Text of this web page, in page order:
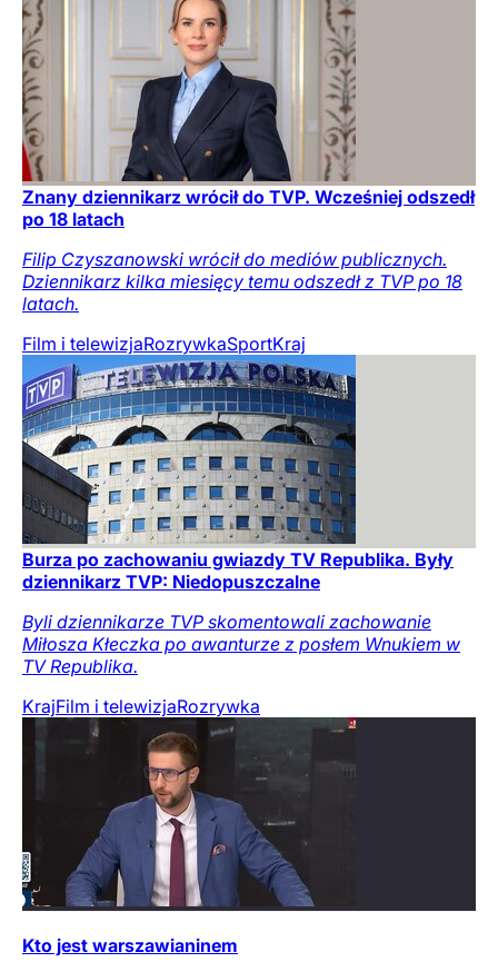
Znany dziennikarz wrócił do TVP. Wcześniej odszedł
po 18 latach
Filip Czyszanowski wrócił do mediów publicznych.
Dziennikarz kilka miesięcy temu odszedł z TVP po 18
latach.
Film i telewizjaRozrywkaSportKraj
Burza po zachowaniu gwiazdy TV Republika. Były
dziennikarz TVP: Niedopuszczalne
Byli dziennikarze TVP skomentowali zachowanie
Miłosza Kłeczka po awanturze z posłem Wnukiem w
TV Republika.
KrajFilm i telewizjaRozrywka
Kto jest warszawianinem